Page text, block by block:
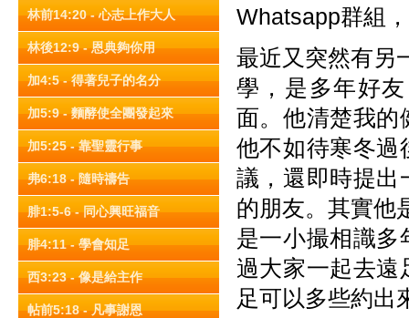
林前14:20 - 心志上作大人
林後12:9 - 恩典夠你用
加4:5 - 得著兒子的名分
加5:9 - 麵酵使全團發起來
加5:25 - 靠聖靈行事
弗6:18 - 隨時禱告
腓1:5-6 - 同心興旺福音
腓4:11 - 學會知足
西3:23 - 像是給主作
帖前5:18 - 凡事謝恩
Whatsapp群組
最近又突然有另
學，是多年好
面。他清楚我的
他不如待寒冬過
議，還即時提出
的朋友。其實他
是一小撮相識多
過大家一起去遠
足可以多些約出